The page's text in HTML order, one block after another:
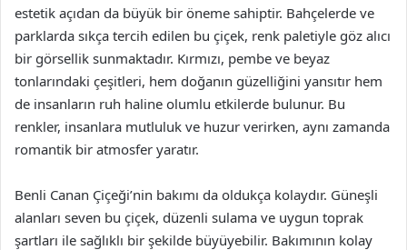
estetik açıdan da büyük bir öneme sahiptir. Bahçelerde ve
parklarda sıkça tercih edilen bu çiçek, renk paletiyle göz alıcı
bir görsellik sunmaktadır. Kırmızı, pembe ve beyaz
tonlarındaki çeşitleri, hem doğanın güzelliğini yansıtır hem
de insanların ruh haline olumlu etkilerde bulunur. Bu
renkler, insanlara mutluluk ve huzur verirken, aynı zamanda
romantik bir atmosfer yaratır.
Benli Canan Çiçeği’nin bakımı da oldukça kolaydır. Güneşli
alanları seven bu çiçek, düzenli sulama ve uygun toprak
şartları ile sağlıklı bir şekilde büyüyebilir. Bakımının kolay